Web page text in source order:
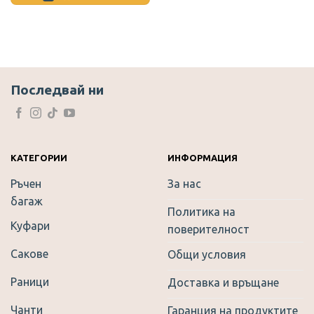
10.17 €.
5.90 €.
variants.
The
may
on
product
page
Последвай ни
КАТЕГОРИИ
Ръчен
багаж
Куфари
Сакове
Раници
Чанти
ИНФОРМАЦИЯ
За нас
Политика на
поверителност
Общи условия
Доставка и връщане
Гаранция на продуктите